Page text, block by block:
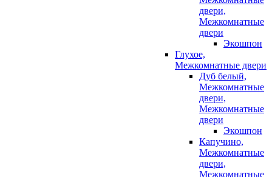
двери,
Межкомнатные
двери
Экошпон
Глухое,
Межкомнатные двери
Дуб белый,
Межкомнатные
двери,
Межкомнатные
двери
Экошпон
Капучино,
Межкомнатные
двери,
Межкомнатные